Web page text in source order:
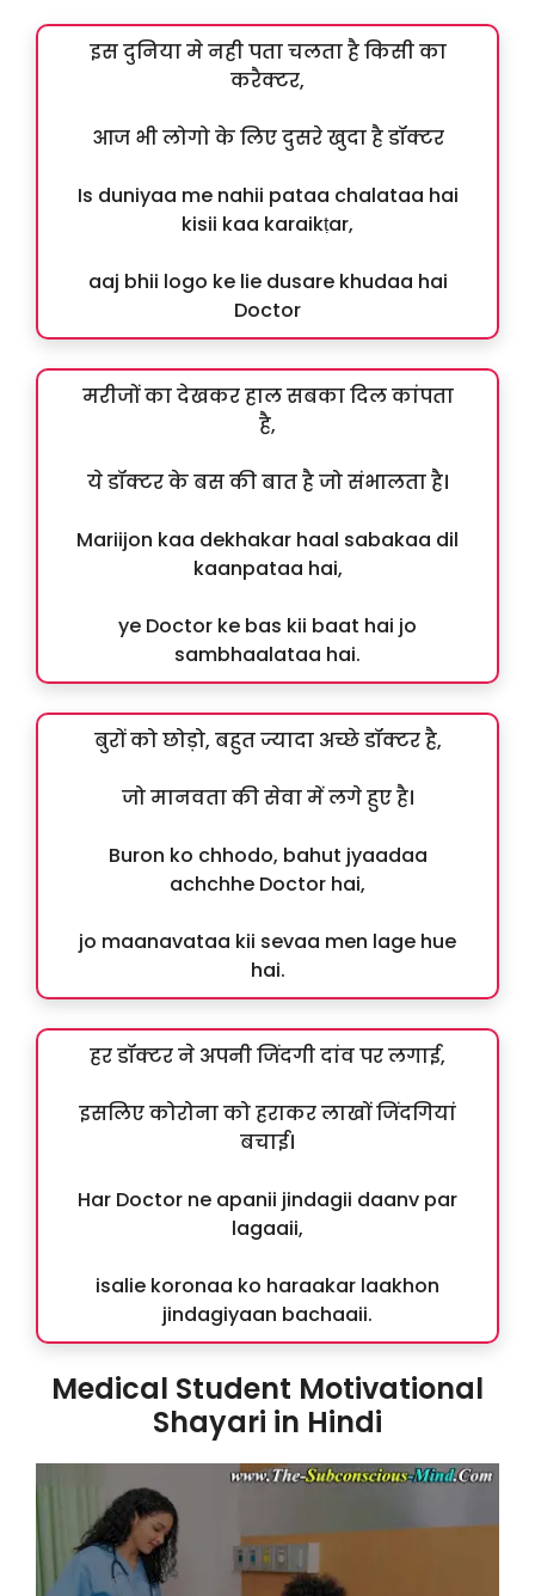
इस दुनिया मे नही पता चलता है किसी का
करैक्टर,
आज भी लोगो के लिए दुसरे खुदा है डॉक्टर
Is duniyaa me nahii pataa chalataa hai
kisii kaa karaikṭar,
aaj bhii logo ke lie dusare khudaa hai
Doctor
मरीजों का देखकर हाल सबका दिल कांपता
है,
ये डॉक्टर के बस की बात है जो संभालता है।
Mariijon kaa dekhakar haal sabakaa dil
kaanpataa hai,
ye Doctor ke bas kii baat hai jo
sambhaalataa hai.
बुरों को छोड़ो, बहुत ज्यादा अच्छे डॉक्टर है,
जो मानवता की सेवा में लगे हुए है।
Buron ko chhodo, bahut jyaadaa
achchhe Doctor hai,
jo maanavataa kii sevaa men lage hue
hai.
हर डॉक्टर ने अपनी जिंदगी दांव पर लगाई,
इसलिए कोरोना को हराकर लाखों जिंदगियां
बचाई।
Har Doctor ne apanii jindagii daanv par
lagaaii,
isalie koronaa ko haraakar laakhon
jindagiyaan bachaaii.
Medical Student Motivational
Shayari in Hindi